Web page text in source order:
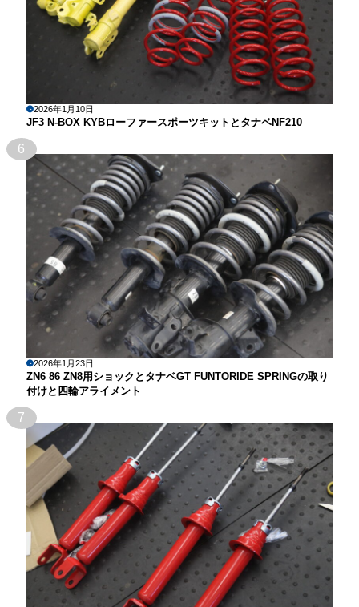
2026年1月10日
JF3 N-BOX KYBローファースポーツキットとタナベNF210
6
2026年1月23日
ZN6 86 ZN8用ショックとタナベGT FUNTORIDE SPRINGの取り
付けと四輪アライメント
7